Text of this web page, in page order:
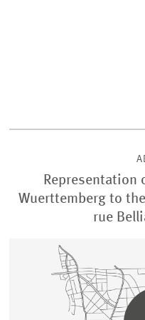
Prof. Dr. Friedrich
Representation
Wuerttemberg to
rue